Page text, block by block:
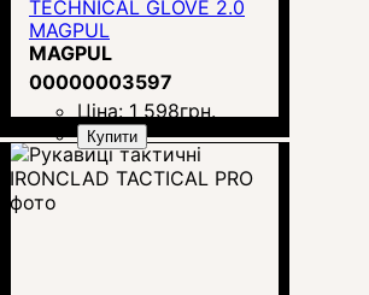
TECHNICAL GLOVE 2.0
MAGPUL
MAGPUL
00000003597
Ціна: 1 598грн.
Купити